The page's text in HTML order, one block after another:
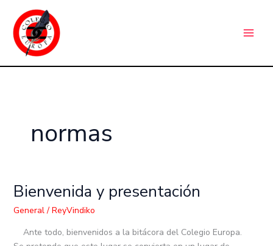
contenido
normas
Bienvenida y presentación
General/ ReyVindiko
Ante todo, bienvenidos a la bitácora del Colegio Europa.
Bienvenida
presentación
a
t